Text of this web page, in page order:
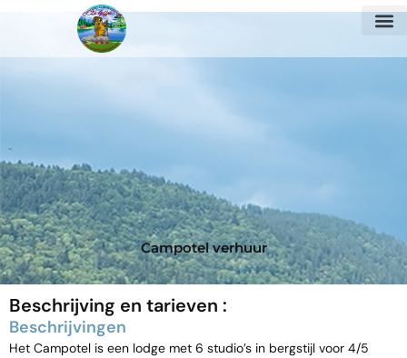
de
inhoud
Campotel verhuur
Beschrijving en tarieven :
Beschrijvingen
Het Campotel is een lodge met 6 studio’s in bergstijl voor 4/5